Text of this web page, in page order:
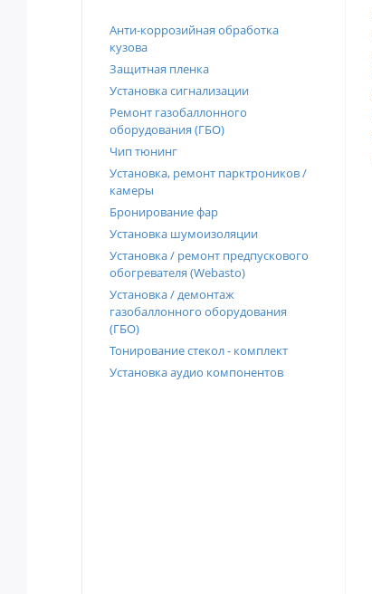
Анти-коррозийная обработка
кузова
Защитная пленка
Установка сигнализации
Ремонт газобаллонного
оборудования (ГБО)
Чип тюнинг
Установка, ремонт парктроников /
камеры
Бронирование фар
Установка шумоизоляции
Установка / ремонт предпускового
обогревателя (Webasto)
Установка / демонтаж
газобаллонного оборудования
(ГБО)
Тонирование стекол - комплект
Установка аудио компонентов